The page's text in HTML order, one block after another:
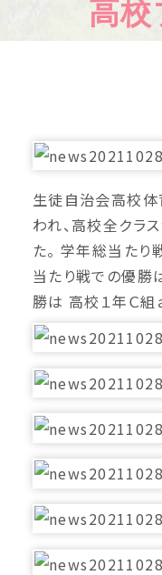
高校
生徒自治会高校
われ、高校全クラ
た。 学年総当たり
当たり戦での優勝
勝は 高校１年Ｃ組